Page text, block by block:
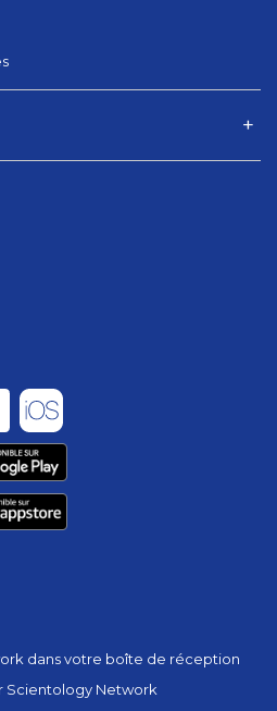
dans votre boîte de réception
Scientology Network